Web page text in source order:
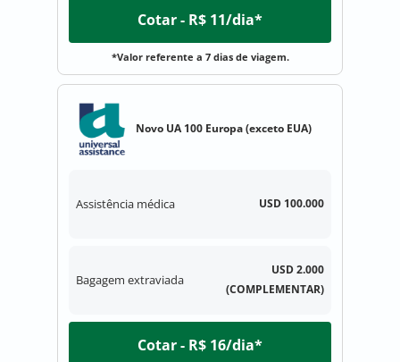
Cotar - R$ 11/dia*
*Valor referente a 7 dias de viagem.
Novo UA 100 Europa (exceto EUA)
Assistência médica USD 100.000
Bagagem extraviada
USD 2.000
(COMPLEMENTAR)
Cotar - R$ 16/dia*